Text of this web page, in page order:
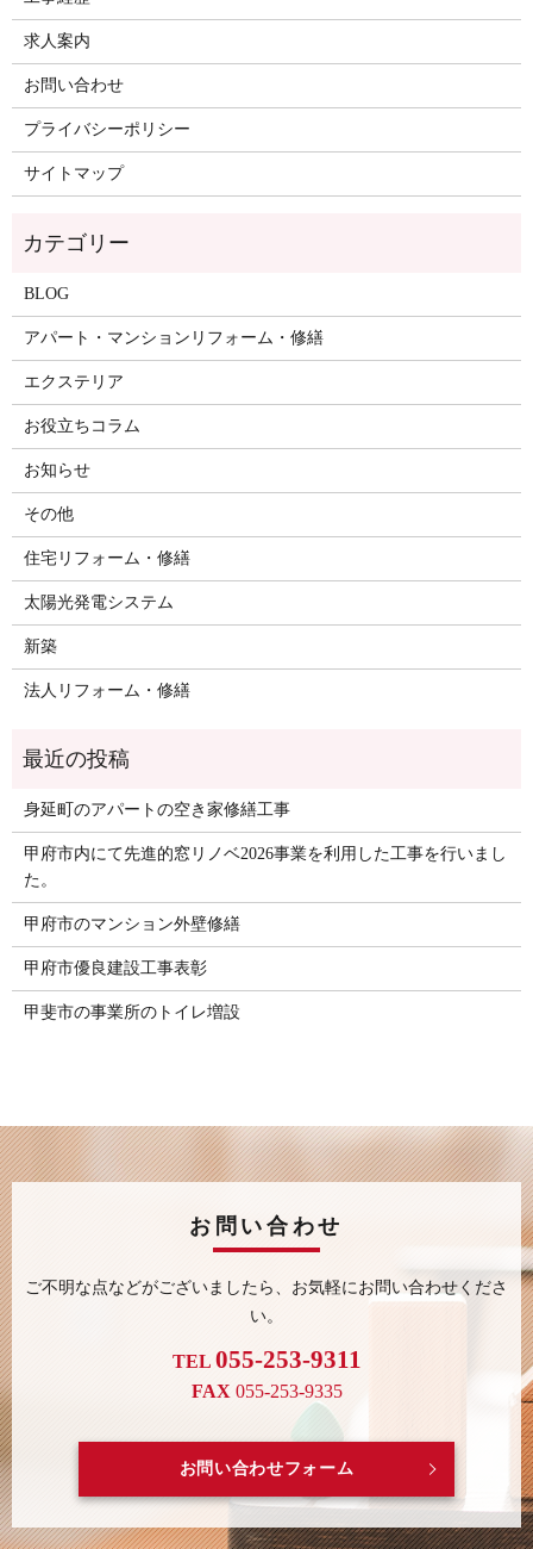
求人案内
お問い合わせ
プライバシーポリシー
サイトマップ
BLOG
アパート・マンションリフォーム・修繕
エクステリア
お役立ちコラム
お知らせ
その他
住宅リフォーム・修繕
太陽光発電システム
新築
法人リフォーム・修繕
身延町のアパートの空き家修繕工事
甲府市内にて先進的窓リノベ2026事業を利用した工事を行いまし
た。
甲府市のマンション外壁修繕
甲府市優良建設工事表彰
甲斐市の事業所のトイレ増設
お問い合わせ
ご不明な点などがございましたら、 お気軽にお問い合わせくださ
い。
TEL 055-253-9311
FAX 055-253-9335
お問い合わせフォーム